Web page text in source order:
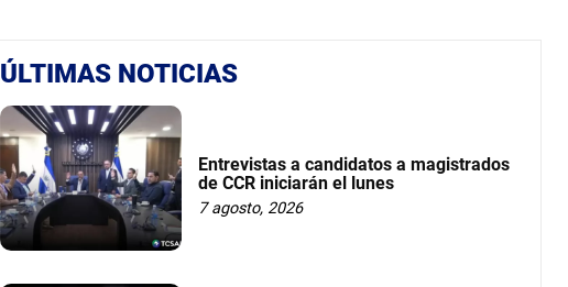
ÚLTIMAS NOTICIAS
Entrevistas a candidatos a magistrados
de CCR iniciarán el lunes
7 agosto, 2026